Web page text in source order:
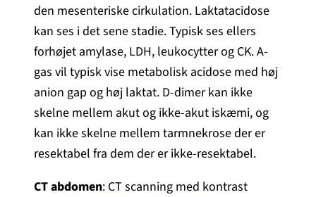
den mesenteriske cirkulation. Laktatacidose
kan ses i det sene stadie. Typisk ses ellers
forhøjet amylase, LDH, leukocytter og CK. A-
gas vil typisk vise metabolisk acidose med høj
anion gap og høj laktat. D-dimer kan ikke
skelne mellem akut og ikke-akut iskæmi, og
kan ikke skelne mellem tarmnekrose der er
resektabel fra dem der er ikke-resektabel.
CT abdomen: CT scanning med kontrast